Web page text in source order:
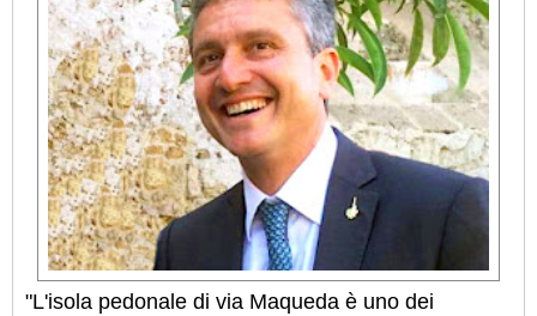
"L'isola pedonale di via Maqueda è uno dei